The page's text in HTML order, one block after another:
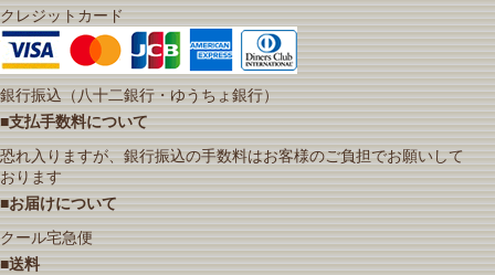
クレジットカード
銀行振込（八十二銀行・ゆうちょ銀行）
■支払手数料について
恐れ入りますが、銀行振込の手数料はお客様のご負担でお願いして
おります
■お届けについて
クール宅急便
■送料